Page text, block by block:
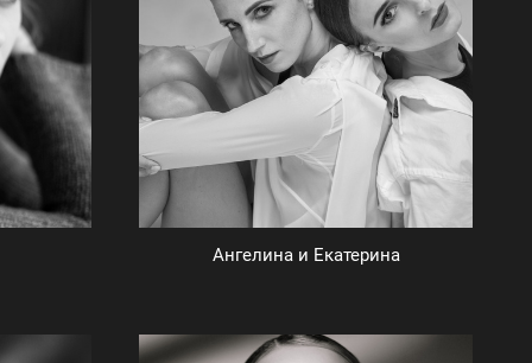
Ангелина и Екатерина